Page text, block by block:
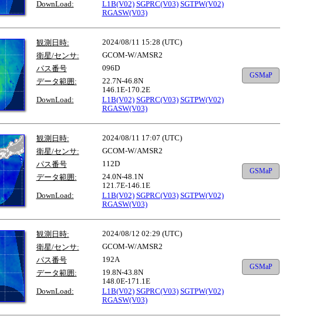
DownLoad:
L1B(V02) SGPRC(V03) SGTPW(V02)
RGASW(V03)
観測日時:
2024/08/11 15:28 (UTC)
衛星/センサ:
GCOM-W/AMSR2
パス番号
096D
データ範囲:
22.7N-46.8N
146.1E-170.2E
DownLoad:
L1B(V02) SGPRC(V03) SGTPW(V02)
RGASW(V03)
GSMaP
観測日時:
2024/08/11 17:07 (UTC)
衛星/センサ:
GCOM-W/AMSR2
パス番号
112D
データ範囲:
24.0N-48.1N
121.7E-146.1E
DownLoad:
L1B(V02) SGPRC(V03) SGTPW(V02)
RGASW(V03)
GSMaP
観測日時:
2024/08/12 02:29 (UTC)
衛星/センサ:
GCOM-W/AMSR2
パス番号
192A
データ範囲:
19.8N-43.8N
148.0E-171.1E
DownLoad:
L1B(V02) SGPRC(V03) SGTPW(V02)
RGASW(V03)
GSMaP